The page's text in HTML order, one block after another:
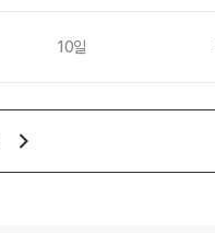
10일